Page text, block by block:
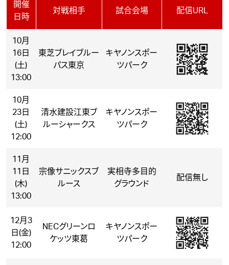
開催
日時
対戦相手 試合会場 配信URL
10月
16日
(土)
13:00
東芝ブレイブルー
パス東京
キヤノンスポー
ツパーク
10月
23日
(土)
12:00
清水建設江東ブ
ルーシャークス
キヤノンスポー
ツパーク
11月
11日
(木)
13:00
宗像サニックスブ
ルース
実相寺多目的
グラウンド
配信無し
12月3
日(金)
12:00
NECグリーンロ
ケッツ東葛
キヤノンスポー
ツパーク